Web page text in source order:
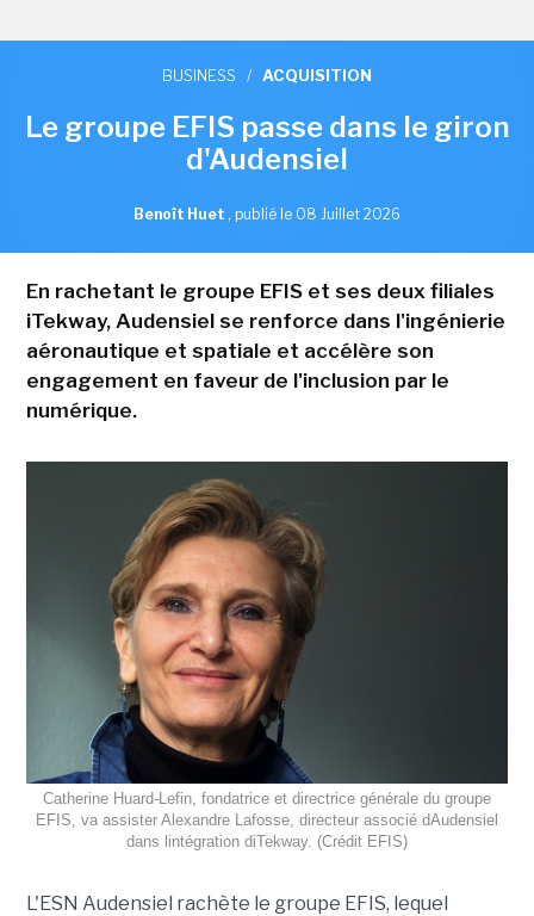
BUSINESS / ACQUISITION
Le groupe EFIS passe dans le giron
d'Audensiel
Benoît Huet , publié le 08 Juillet 2026
En rachetant le groupe EFIS et ses deux filiales
iTekway, Audensiel se renforce dans l'ingénierie
aéronautique et spatiale et accélère son
engagement en faveur de l'inclusion par le
numérique.
Catherine Huard-Lefin, fondatrice et directrice générale du groupe
EFIS, va assister Alexandre Lafosse, directeur associé dAudensiel
dans lintégration diTekway. (Crédit EFIS)
L'ESN Audensiel rachète le groupe EFIS, lequel